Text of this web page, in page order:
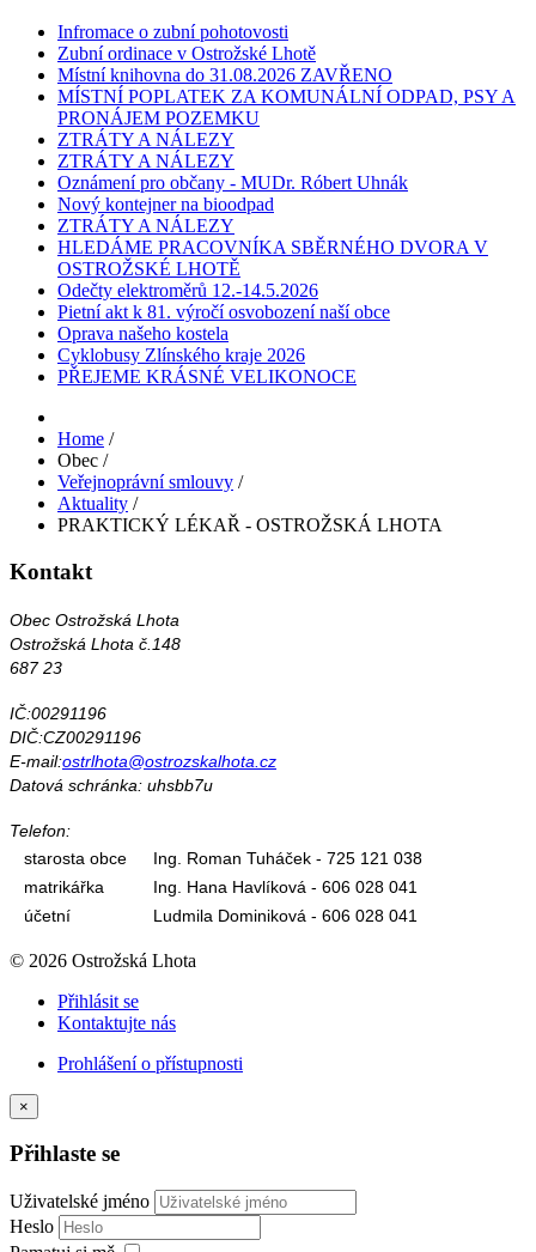
Infromace o zubní pohotovosti
Zubní ordinace v Ostrožské Lhotě
Místní knihovna do 31.08.2026 ZAVŘENO
MÍSTNÍ POPLATEK ZA KOMUNÁLNÍ ODPAD, PSY A
PRONÁJEM POZEMKU
ZTRÁTY A NÁLEZY
ZTRÁTY A NÁLEZY
Oznámení pro občany - MUDr. Róbert Uhnák
Nový kontejner na bioodpad
ZTRÁTY A NÁLEZY
HLEDÁME PRACOVNÍKA SBĚRNÉHO DVORA V
OSTROŽSKÉ LHOTĚ
Odečty elektroměrů 12.-14.5.2026
Pietní akt k 81. výročí osvobození naší obce
Oprava našeho kostela
Cyklobusy Zlínského kraje 2026
PŘEJEME KRÁSNÉ VELIKONOCE
Home /
Obec /
Veřejnoprávní smlouvy /
Aktuality /
PRAKTICKÝ LÉKAŘ - OSTROŽSKÁ LHOTA
Kontakt
Obec Ostrožská Lhota
Ostrožská Lhota č.148
687 23
IČ:00291196
DIČ:CZ00291196
E-mail:ostrlhota@ostrozskalhota.cz
Datová schránka: uhsbb7u
Telefon:
starosta obce
Ing. Roman Tuháček - 725 121 038
matrikářka
Ing. Hana Havlíková - 606 028 041
účetní
Ludmila Dominiková - 606 028 041
© 2026 Ostrožská Lhota
Přihlásit se
Kontaktujte nás
Prohlášení o přístupnosti
×
Přihlaste se
Uživatelské jméno
Heslo